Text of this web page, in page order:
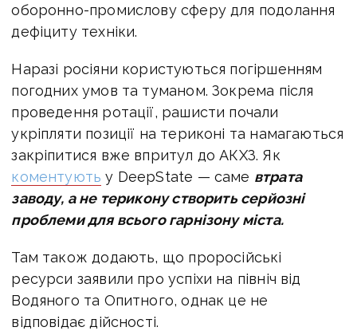
оборонно-промислову сферу для подолання
дефіциту техніки.
Наразі росіяни користуються погіршенням
погодних умов та туманом. Зокрема після
проведення ротації, рашисти почали
укріпляти позиції на териконі та намагаються
закріпитися вже впритул до АКХЗ. Як
коментують у DeepState — саме втрата
заводу, а не терикону створить серйозні
проблеми для всього гарнізону міста.
Там також додають, що проросійські
ресурси заявили про успіхи на північ від
Водяного та Опитного, однак це не
відповідає дійсності.